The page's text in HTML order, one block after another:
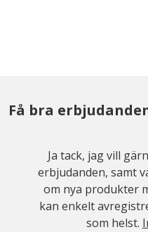
Få bra
Ja tack, jag vill
erbjudanden, samt
om nya produkter
kan enkelt
som helst.